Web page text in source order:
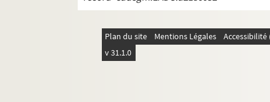
Plan du site Mentions Légales
v 31.1.0